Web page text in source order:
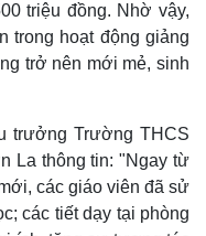
triệu đồng. Nhờ vậy,
trong hoạt động giảng
trở nên mới mẻ, sinh
trưởng Trường THCS
La thông tin: "Ngay từ
các giáo viên đã sử
các tiết dạy tại phòng